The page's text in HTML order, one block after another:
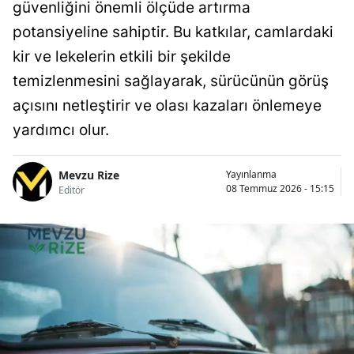
güvenliğini önemli ölçüde artırma
potansiyeline sahiptir. Bu katkılar, camlardaki
kir ve lekelerin etkili bir şekilde
temizlenmesini sağlayarak, sürücünün görüş
açısını netleştirir ve olası kazaları önlemeye
yardımcı olur.
Mevzu Rize
Editör
Yayınlanma
08 Temmuz 2026 - 15:15